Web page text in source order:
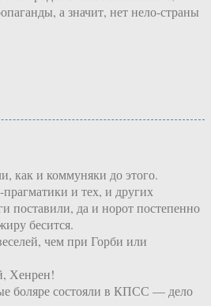
а значит, нет нело-страны
как и коммуняки до этого.
и тех, и других
поставили, да и норот постепенно
бесится.
чем при Горби или
Хенрен!
боляре состояли в КПСС — дело